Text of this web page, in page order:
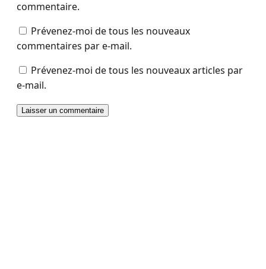
commentaire.
Prévenez-moi de tous les nouveaux
commentaires par e-mail.
Prévenez-moi de tous les nouveaux articles par
e-mail.